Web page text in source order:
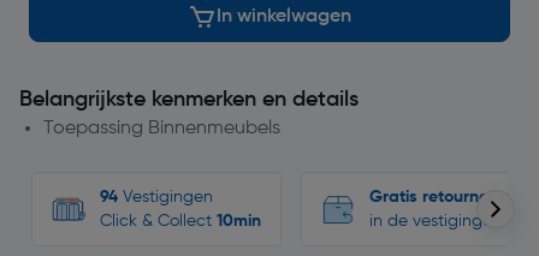
In winkelwagen
Belangrijkste kenmerken en details
Toepassing Binnenmeubels
94 Vestigingen
Click & Collect 10min
Gratis retourneren
in de vestigingen